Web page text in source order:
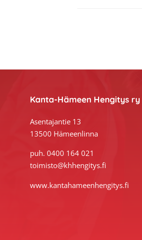
Kanta-Hämeen Hengitys ry
Asentajantie 13
13500 Hämeenlinna
puh. 0400 164 021
toimisto@khhengitys.fi
www.kantahameenhengitys.fi